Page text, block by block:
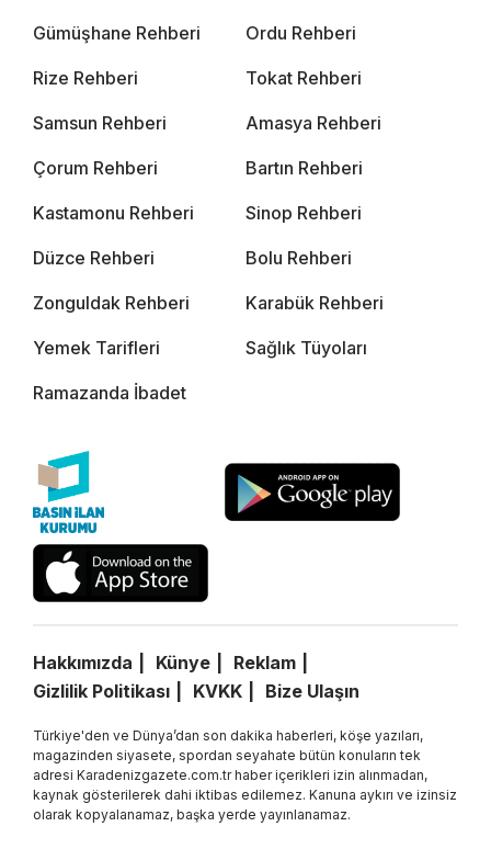
Gümüşhane Rehberi Ordu Rehberi
Rize Rehberi Tokat Rehberi
Samsun Rehberi Amasya Rehberi
Çorum Rehberi Bartın Rehberi
Kastamonu Rehberi Sinop Rehberi
Düzce Rehberi Bolu Rehberi
Zonguldak Rehberi Karabük Rehberi
Yemek Tarifleri Sağlık Tüyoları
Ramazanda İbadet
Hakkımızda Künye
Reklam
Gizlilik Politikası
KVKK Bize Ulaşın
Türkiye'den ve Dünya’dan son dakika haberleri, köşe yazıları,
magazinden siyasete, spordan seyahate bütün konuların tek
adresi Karadenizgazete.com.tr haber içerikleri izin alınmadan,
kaynak gösterilerek dahi iktibas edilemez. Kanuna aykırı ve izinsiz
olarak kopyalanamaz, başka yerde yayınlanamaz.